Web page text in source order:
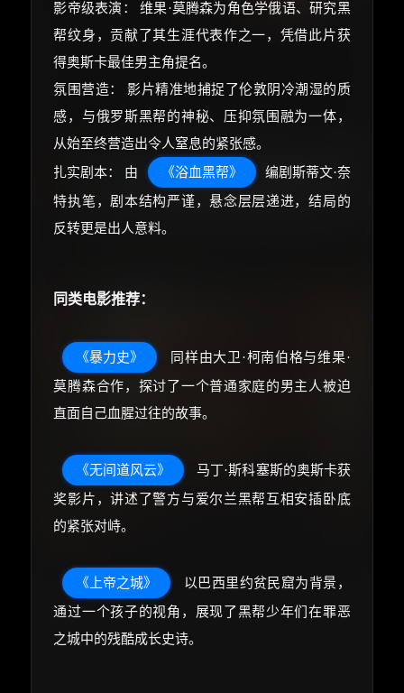
影帝级表演： 维果·莫腾森为角色学俄语、研究黑
帮纹身，贡献了其生涯代表作之一，凭借此片获
得奥斯卡最佳男主角提名。
氛围营造： 影片精准地捕捉了伦敦阴冷潮湿的质
感，与俄罗斯黑帮的神秘、压抑氛围融为一体，
从始至终营造出令人窒息的紧张感。
扎实剧本： 由
《浴血黑帮》
编剧斯蒂文·奈
特执笔，剧本结构严谨，悬念层层递进，结局的
反转更是出人意料。
同类电影推荐：
《暴力史》
同样由大卫·柯南伯格与维果·
莫腾森合作，探讨了一个普通家庭的男主人被迫
直面自己血腥过往的故事。
《无间道风云》
马丁·斯科塞斯的奥斯卡获
奖影片，讲述了警方与爱尔兰黑帮互相安插卧底
的紧张对峙。
《上帝之城》
以巴西里约贫民窟为背景，
通过一个孩子的视角，展现了黑帮少年们在罪恶
之城中的残酷成长史诗。